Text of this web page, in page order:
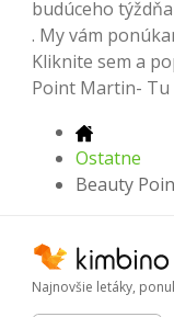
budúceho
. My vám
Kliknite sem a
Point Martin- Tu
Ostatne
Beauty
Najnovšie letáky,